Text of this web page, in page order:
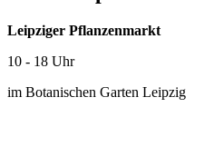
Leipziger Pflanzenmarkt
10 - 18 Uhr
im Botanischen Garten Leipzig